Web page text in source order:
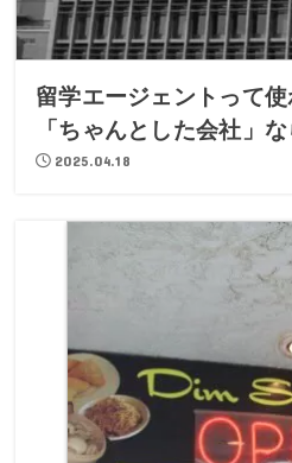
留学エージェントって
「ちゃんとした会社」
2025.04.18